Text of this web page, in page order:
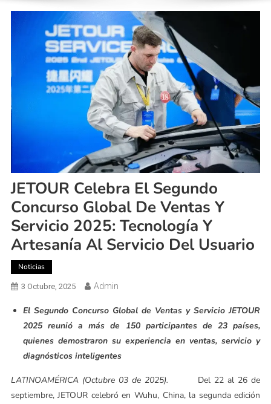
JETOUR Celebra El Segundo
Concurso Global De Ventas Y
Servicio 2025: Tecnología Y
Artesanía Al Servicio Del Usuario
Noticias
3 Octubre, 2025 Admin
El Segundo Concurso Global de Ventas y Servicio JETOUR
2025 reunió a más de 150 participantes de 23 países,
quienes demostraron su experiencia en ventas, servicio y
diagnósticos inteligentes
LATINOAMÉRICA (Octubre 03 de 2025). Del 22 al 26 de
septiembre, JETOUR celebró en Wuhu, China, la segunda edición